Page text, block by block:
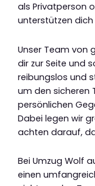
als Privatperson
unterstützen
Unser Team von
dir zur Seite und
reibungslos und
um den sicheren
persönlichen
Dabei legen wir
achten darauf,
Bei Umzug Wolf
einen